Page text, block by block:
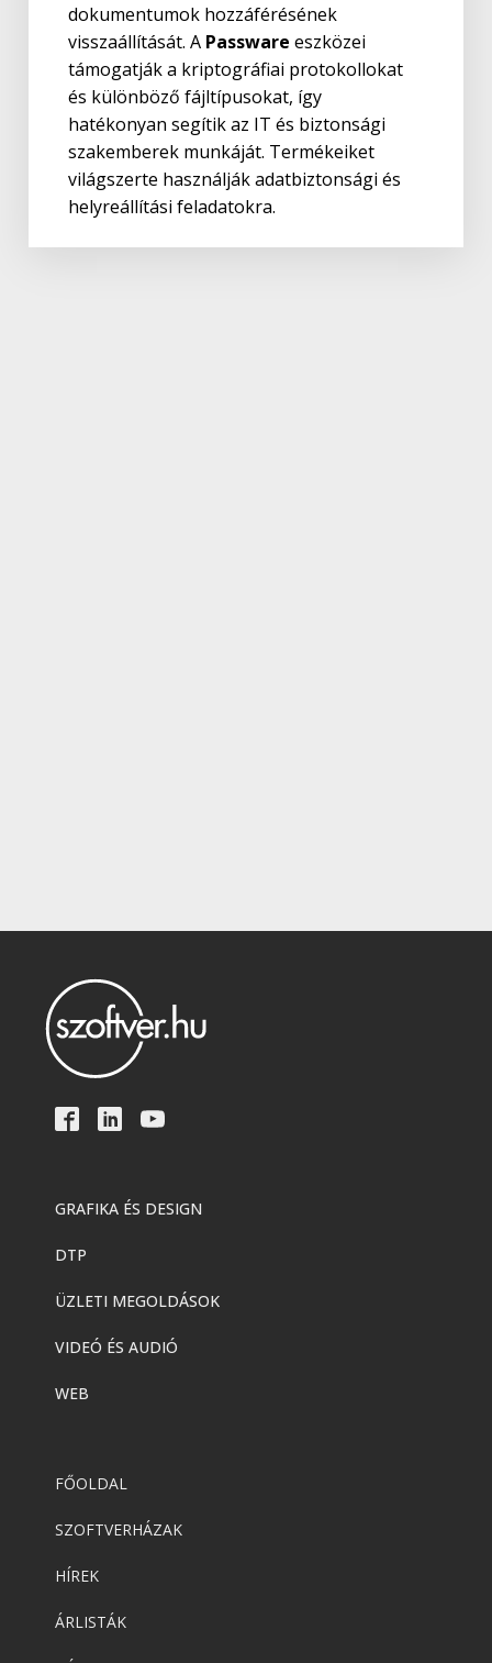
dokumentumok hozzáférésének
visszaállítását. A Passware eszközei
támogatják a kriptográfiai protokollokat
és különböző fájltípusokat, így
hatékonyan segítik az IT és biztonsági
szakemberek munkáját. Termékeiket
világszerte használják adatbiztonsági és
helyreállítási feladatokra.
GRAFIKA ÉS DESIGN
DTP
ÜZLETI MEGOLDÁSOK
VIDEÓ ÉS AUDIÓ
WEB
FŐOLDAL
SZOFTVERHÁZAK
HÍREK
ÁRLISTÁK